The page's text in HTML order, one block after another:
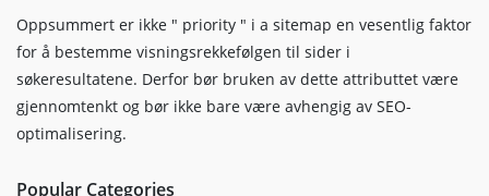
Oppsummert er ikke " priority " i a sitemap en vesentlig faktor
for å bestemme visningsrekkefølgen til sider i
søkeresultatene. Derfor bør bruken av dette attributtet være
gjennomtenkt og bør ikke bare være avhengig av SEO-
optimalisering.
Popular Categories